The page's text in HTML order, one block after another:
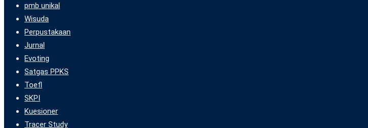
pmb unikal
Wisuda
Perpustakaan
Jurnal
Evoting
Satgas PPKS
Toefl
SKPI
Kuesioner
Tracer Study